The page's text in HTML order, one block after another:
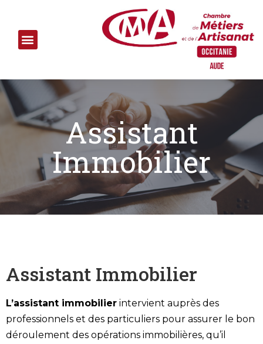
Assistant
Immobilier
Assistant Immobilier
L’assistant immobilier intervient auprès des
professionnels et des particuliers pour assurer le bon
déroulement des opérations immobilières, qu’il